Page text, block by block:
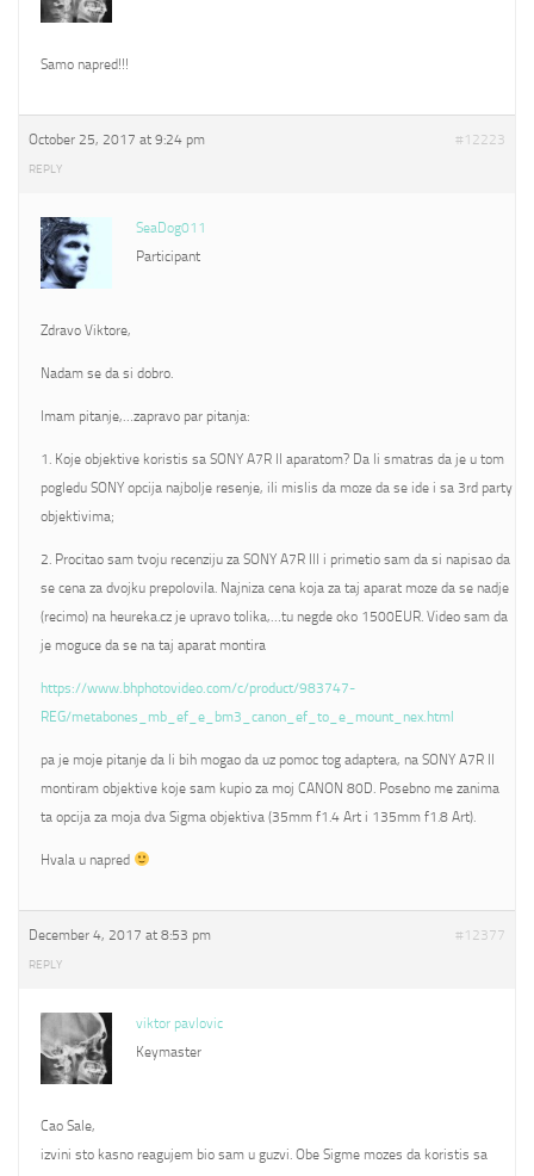
Samo napred!!!
October 25, 2017 at 9:24 pm #12223
REPLY
SeaDog011
Participant
Zdravo Viktore,
Nadam se da si dobro.
Imam pitanje,…zapravo par pitanja:
1. Koje objektive koristis sa SONY A7R II aparatom? Da li smatras da je u tom
pogledu SONY opcija najbolje resenje, ili mislis da moze da se ide i sa 3rd party
objektivima;
2. Procitao sam tvoju recenziju za SONY A7R III i primetio sam da si napisao da
se cena za dvojku prepolovila. Najniza cena koja za taj aparat moze da se nadje
(recimo) na heureka.cz je upravo tolika,…tu negde oko 1500EUR. Video sam da
je moguce da se na taj aparat montira
https://www.bhphotovideo.com/c/product/983747-
REG/metabones_mb_ef_e_bm3_canon_ef_to_e_mount_nex.html
pa je moje pitanje da li bih mogao da uz pomoc tog adaptera, na SONY A7R II
montiram objektive koje sam kupio za moj CANON 80D. Posebno me zanima
ta opcija za moja dva Sigma objektiva (35mm f1.4 Art i 135mm f1.8 Art).
Hvala u napred
December 4, 2017 at 8:53 pm #12377
REPLY
viktor pavlovic
Keymaster
Cao Sale,
izvini sto kasno reagujem bio sam u guzvi. Obe Sigme mozes da koristis sa